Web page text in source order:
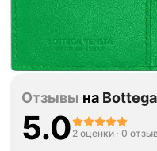
Отзывы на
5.0 2 оценки · 0